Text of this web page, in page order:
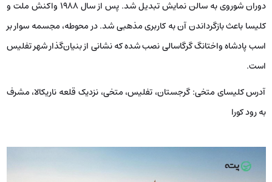
دوران شوروی به سالن نمایش تبدیل شد. پس از سال ۱۹۸۸ واکنش ملت و
کلیسا باعث بازگرداندن آن به کاربری مذهبی شد. در محوطه، مجسمه سوار بر
اسب پادشاه واختانگ گرگاسالی نصب شده که نشانی از بنیان‌گذار شهر تفلیس
است.
آدرس کلیسای متخی: گرجستان، تفلیس، متخی، نزدیک قلعه ناریکالا، مشرف
به رود کورا